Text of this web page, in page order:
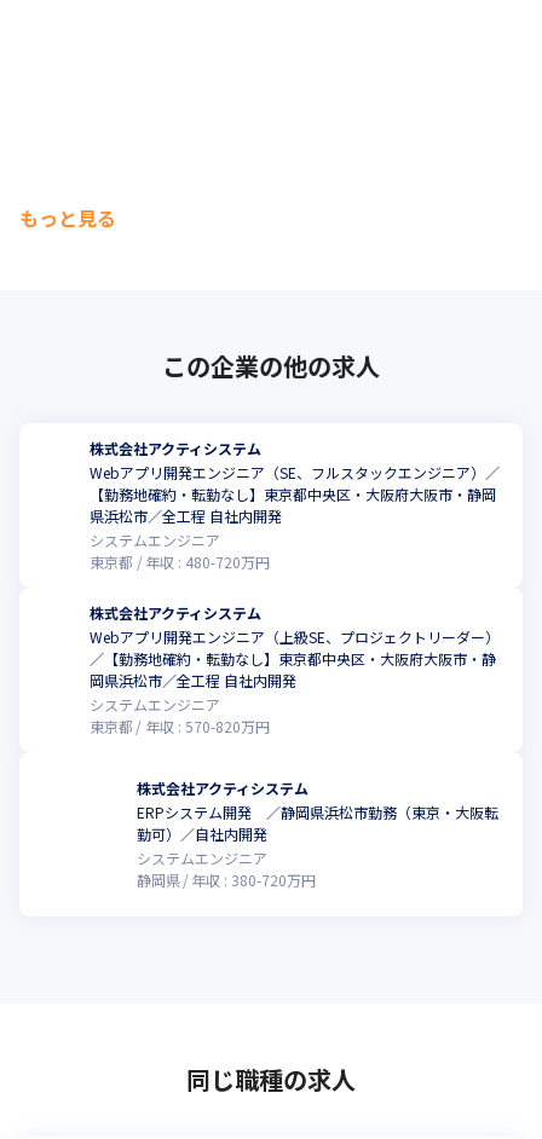
もっと見る
この企業の他の求人
株式会社アクティシステム
Webアプリ開発エンジニア（SE、フルスタックエンジニア）／
【勤務地確約・転勤なし】東京都中央区・大阪府大阪市・静岡
県浜松市／全工程 自社内開発
システムエンジニア
東京都
年収 : 480-720万円
株式会社アクティシステム
Webアプリ開発エンジニア（上級SE、プロジェクトリーダー）
／【勤務地確約・転勤なし】東京都中央区・大阪府大阪市・静
岡県浜松市／全工程 自社内開発
システムエンジニア
東京都
年収 : 570-820万円
株式会社アクティシステム
ERPシステム開発 ／静岡県浜松市勤務（東京・大阪転
勤可）／自社内開発
システムエンジニア
静岡県
年収 : 380-720万円
同じ職種の求人